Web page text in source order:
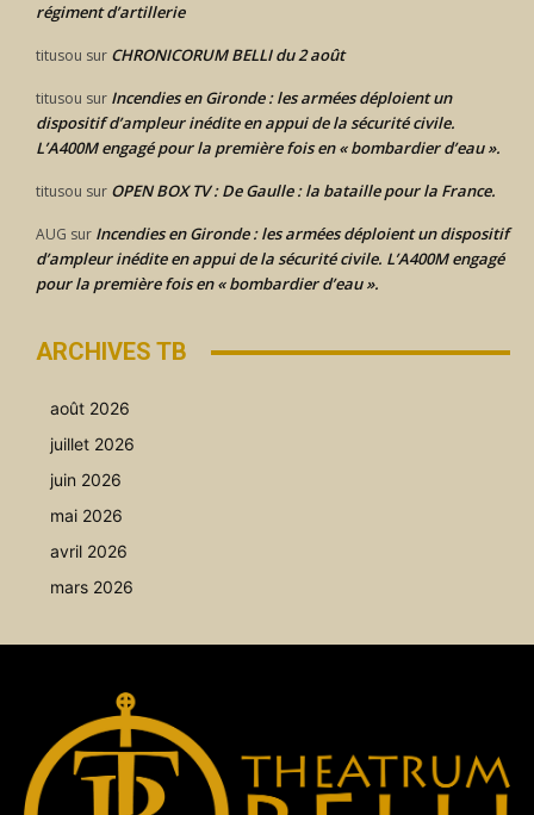
régiment d’artillerie
titusou sur CHRONICORUM BELLI du 2 août
titusou sur Incendies en Gironde : les armées déploient un
dispositif d’ampleur inédite en appui de la sécurité civile.
L’A400M engagé pour la première fois en « bombardier d’eau ».
titusou sur OPEN BOX TV : De Gaulle : la bataille pour la France.
AUG sur Incendies en Gironde : les armées déploient un dispositif
d’ampleur inédite en appui de la sécurité civile. L’A400M engagé
pour la première fois en « bombardier d’eau ».
ARCHIVES TB
août 2026
juillet 2026
juin 2026
mai 2026
avril 2026
mars 2026